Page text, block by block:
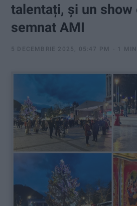
talentați, și un show
semnat AMI
5 DECEMBRIE 2025, 05:47 PM 1